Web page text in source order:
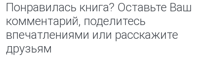
Понравилась книга? Оставьте Ваш
комментарий, поделитесь
впечатлениями или расскажите
друзьям